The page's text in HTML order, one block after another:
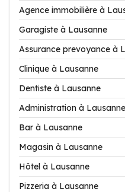
Agence immobilière à
Garagiste à Lausanne
Assurance prevoyance à
Clinique à Lausanne
Dentiste à Lausanne
Administration à Lausanne
Bar à Lausanne
Magasin à Lausanne
Hôtel à Lausanne
Pizzeria à Lausanne